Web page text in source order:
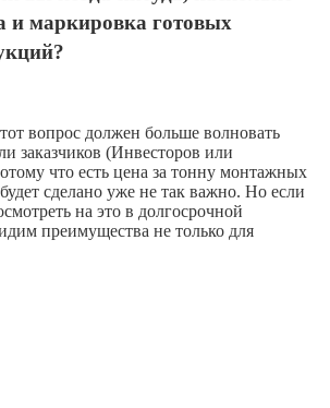
и маркировка готовых
вопрос должен больше волновать
заказчиков (Инвесторов или
что есть цена за тонну монтажных
сделано уже не так важно. Но если
на это в долгосрочной
преимущества не только для